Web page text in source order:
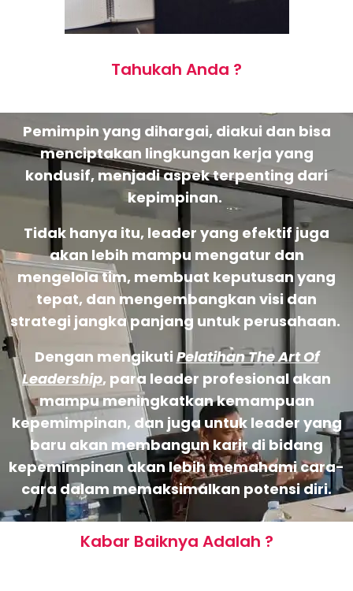
Tahukah Anda ?
Pemimpin yang dihargai, diakui dan bisa
menciptakan lingkungan kerja yang
kondusif, menjadi aspek terpenting dari
kepimpinan.
Tidak hanya itu, leader yang efektif juga
akan lebih mampu mengatur dan
mengelola tim, membuat keputusan yang
tepat, dan mengembangkan visi dan
strategi jangka panjang untuk perusahaan.
Dengan mengikuti Pelatihan The Art Of
Leadership, para leader profesional akan
mampu meningkatkan kemampuan
kepemimpinan, dan juga untuk leader yang
baru akan membangun karir di bidang
kepemimpinan akan lebih memahami cara-
cara dalam memaksimalkan potensi diri.
Kabar Baiknya Adalah ?